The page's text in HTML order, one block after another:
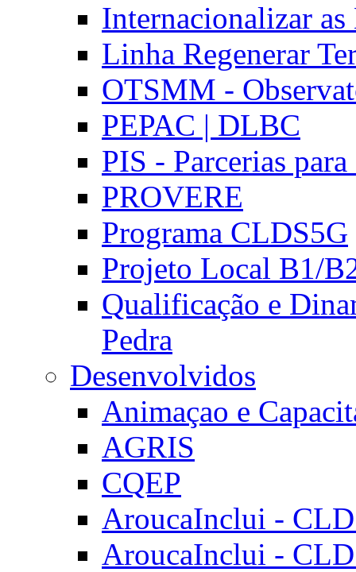
Internacionalizar
Linha Regenerar
OTSMM -
PEPAC | DLBC
PIS - Parcerias
PROVERE
Programa CLDS5G
Projeto Local B1/
Qualificação e
Pedra
Desenvolvidos
Animaçao e
AGRIS
CQEP
AroucaInclui -
AroucaInclui -